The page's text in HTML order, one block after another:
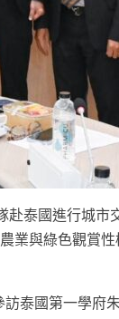
赴泰國進行城
業與綠色觀賞
泰國第一學府